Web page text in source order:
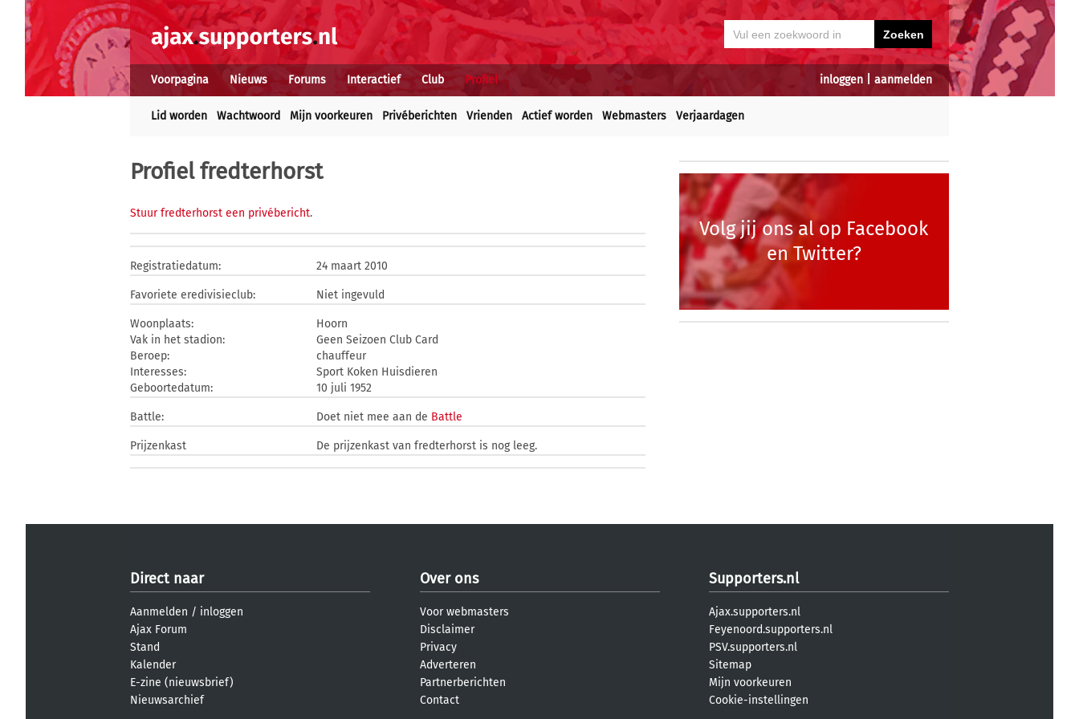
inloggen aanmelden
Voorpagina Nieuws Forums Interactief Club Profiel
Lid worden Wachtwoord Mijn voorkeuren Privéberichten Vrienden Actief worden Webmasters Verjaardagen
Profiel fredterhorst
Stuur fredterhorst een privébericht.
Registratiedatum: 24 maart 2010
Favoriete eredivisieclub: Niet ingevuld
Woonplaats:
Hoorn
Vak in het stadion:
Geen Seizoen Club Card
Beroep:
chauffeur
Interesses:
Sport Koken Huisdieren
Geboortedatum:
10 juli 1952
Battle: Doet niet mee aan de Battle
Prijzenkast De prijzenkast van fredterhorst is nog leeg.
Volg jij ons al op Facebook
en Twitter?
Direct naar
Aanmelden / inloggen
Ajax Forum
Stand
Kalender
E-zine (nieuwsbrief)
Nieuwsarchief
Over ons
Voor webmasters
Disclaimer
Privacy
Adverteren
Partnerberichten
Contact
Supporters.nl
Ajax.supporters.nl
Feyenoord.supporters.nl
PSV.supporters.nl
Sitemap
Mijn voorkeuren
Cookie-instellingen